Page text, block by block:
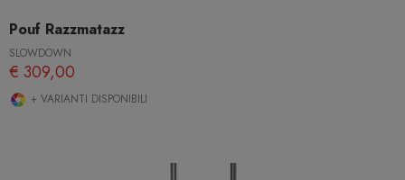
Pouf Razzmatazz
SLOWDOWN
€ 309,00
+ VARIANTI DISPONIBILI